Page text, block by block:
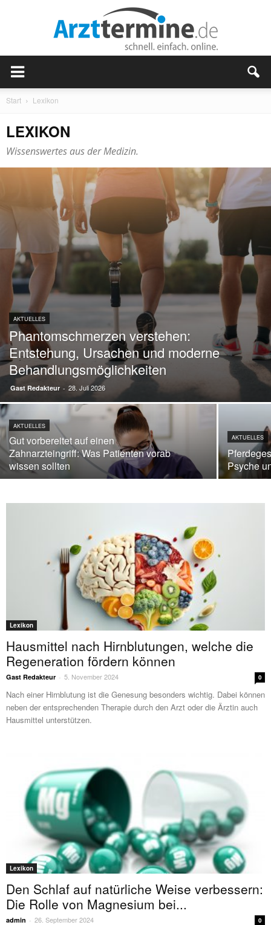
Start Lexikon
LEXIKON
Wissenswertes aus der Medizin.
AKTUELLES
Phantomschmerzen verstehen:
Entstehung, Ursachen und moderne
Behandlungsmöglichkeiten
Gast Redakteur - 28. Juli 2026
AKTUELLES
Gut vorbereitet auf einen
Zahnarzteingriff: Was Patienten vorab
wissen sollten
AKTUELLES
Psyche
Lexikon
Hausmittel nach Hirnblutungen, welche die
Regeneration fördern können
Gast Redakteur - 5. November 2024 0
Nach einer Hirnblutung ist die Genesung besonders wichtig. Dabei können
neben der entsprechenden Therapie durch den Arzt oder die Ärztin auch
Hausmittel unterstützen.
Lexikon
Den Schlaf auf natürliche Weise verbessern:
Die Rolle von Magnesium bei...
admin - 26. September 2024 0